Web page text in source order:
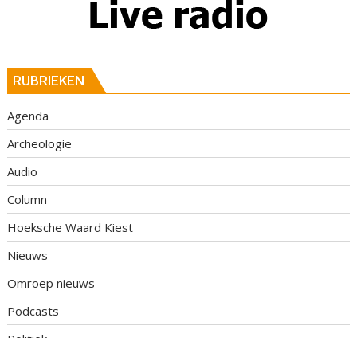
RUBRIEKEN
Agenda
Archeologie
Audio
Column
Hoeksche Waard Kiest
Nieuws
Omroep nieuws
Podcasts